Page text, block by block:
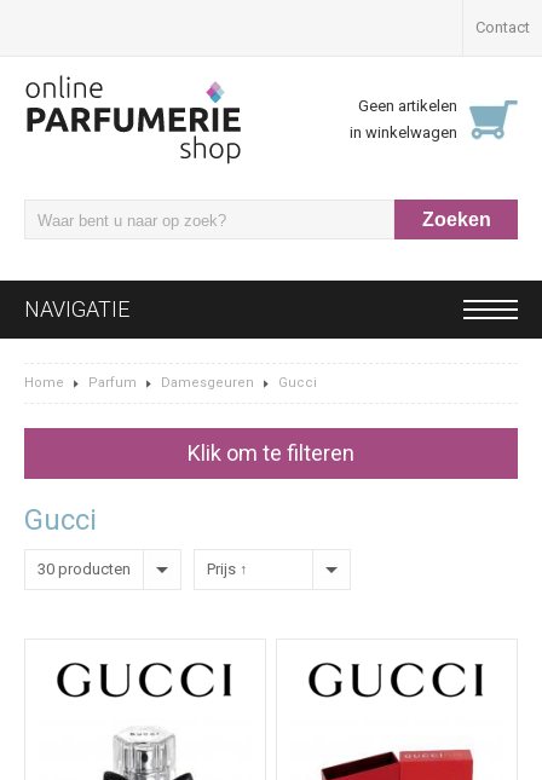
Contact
Geen artikelen
in winkelwagen
NAVIGATIE
Home Parfum Damesgeuren Gucci
Klik om te filteren
Gucci
30 producten Prijs ↑